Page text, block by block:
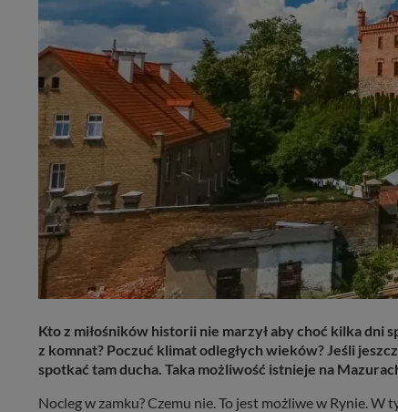
Kto z miłośników historii nie marzył aby choć kilka
z komnat? Poczuć klimat odległych wieków? Jeśli
spotkać tam ducha. Taka możliwość istnieje na
Nocleg w zamku? Czemu nie. To jest możliwe w Rynie.